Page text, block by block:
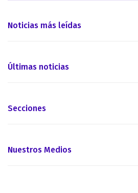
Noticias más leídas
Últimas noticias
Secciones
Nuestros Medios